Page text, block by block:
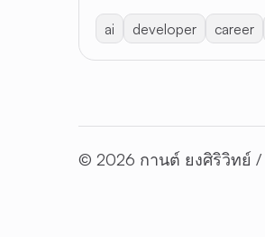
ai developer career
© 2026 กานต์ ยงศิริวิทย์ /